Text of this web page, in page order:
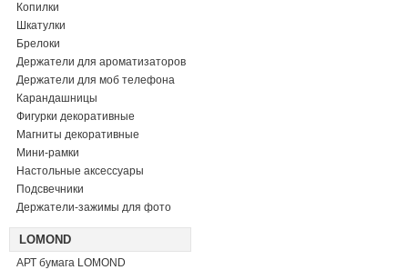
Копилки
Шкатулки
Брелоки
Держатели для ароматизаторов
Держатели для моб телефона
Карандашницы
Фигурки декоративные
Магниты декоративные
Мини-рамки
Настольные аксессуары
Подсвечники
Держатели-зажимы для фото
LOMOND
АРТ бумага LOMOND